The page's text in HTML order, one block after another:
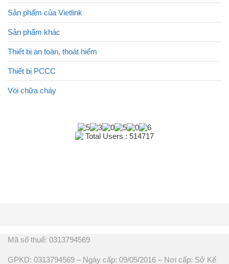
Sản phẩm của Vietlink
Sản phẩm khác
Thiết bị an toàn, thoát hiểm
Thiết bị PCCC
Vòi chữa cháy
Total Users : 514717
Mã số thuế: 0313794569
GPKD: 0313794569 – Ngày cấp: 09/05/2016 – Nơi cấp: Sở Kế